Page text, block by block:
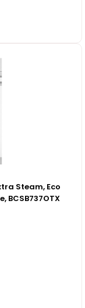
Steam, Eco
BCSB737OTX